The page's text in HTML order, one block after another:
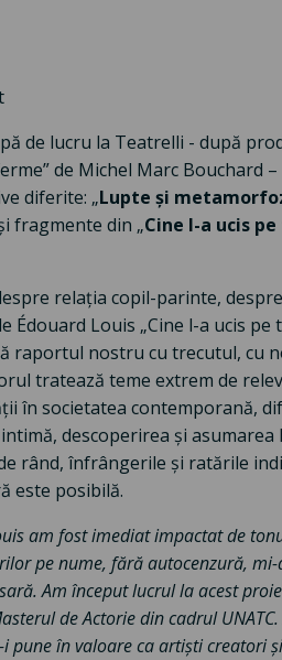
de lucru la Teatrelli - după
de Michel Marc Bouchard
diferite: „Lupte și
fragmente din „Cine l-a ucis
relația copil-parinte,
Édouard Louis „Cine l-a ucis pe
raportul nostru cu trecutul, cu
tratează teme extrem de
în societatea contemporană,
descoperirea și
rând, înfrângerile și ratările
este posibilă.
am fost imediat impactat de
pe nume, fără autocenzură,
Am început lucrul la acest
de Actorie din cadrul
în valoare ca artiști creatori